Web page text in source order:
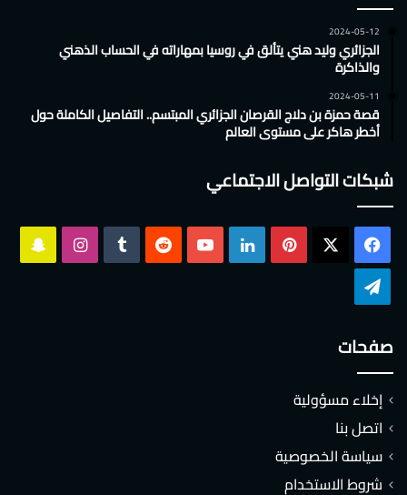
2024-05-12
الجزائري وليد هني يتألق في روسيا بمهاراته في الحساب الذهني
والذاكرة
2024-05-11
قصة حمزة بن دلاج القرصان الجزائري المبتسم.. التفاصيل الكاملة حول
أخطر هاكر على مستوى العالم
شبكات التواصل الاجتماعي
فيسبوك بينتيريست لينكدإن ‫YouTube انستقرام
صفحات
إخلاء مسؤولية
اتصل بنا
سياسة الخصوصية
شروط الاستخدام